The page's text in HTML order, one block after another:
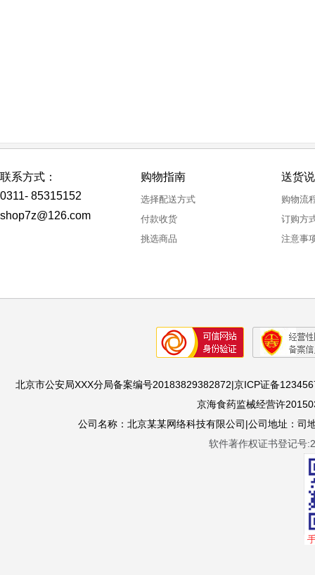
联系方式：
0311- 85315152
shop7z@126.com
购物指南
选择配送方式
付款收货
挑选商品
送货
购物流
订购方
注意事
北京市公安局XXX分局备案编号20183829382872|京ICP证备
京海食药监械经营许
公司名称：北京某某网络科技有限公司|公司地址：
软件著作权证书登记号